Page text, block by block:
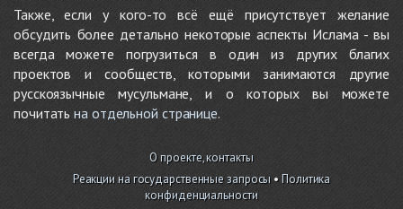
Также, если у кого-то всё ещё присутствует желание
обсудить более детально некоторые аспекты Ислама - вы
всегда можете погрузиться в один из других благих
проектов и сообществ, которыми занимаются другие
русскоязычные мусульмане, и о которых вы можете
почитатьна отдельной странице.
О проекте, контакты
Реакции на государственные запросы •Политика
конфиденциальности